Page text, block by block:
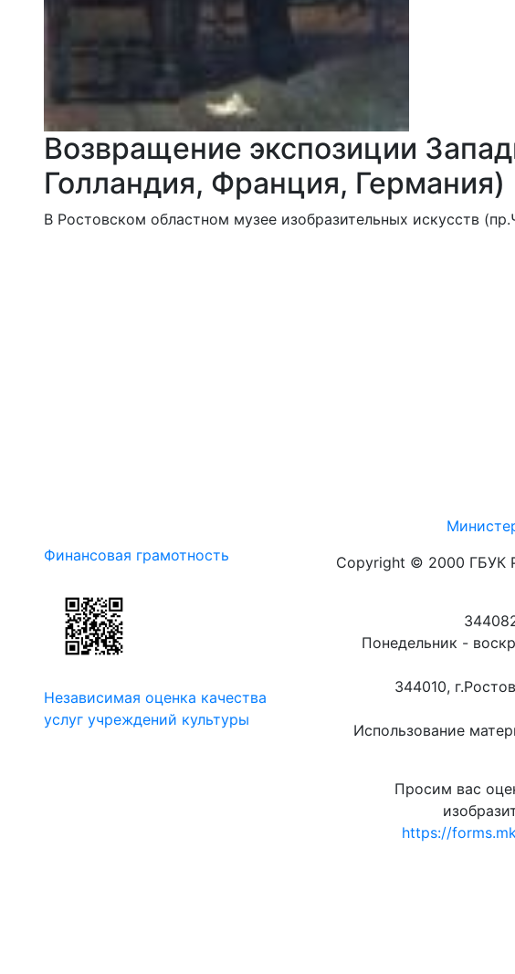
Возвращение экспозиции
Голландия, Франция, Германия)
В Ростовском областном музее изобразительных искусств
Финансовая грамотность
Независимая оценка качества
услуг учреждений культуры
Copyright © 2000 ГБУК
Понедельник -
344010,
Использование
Просим вас
https://